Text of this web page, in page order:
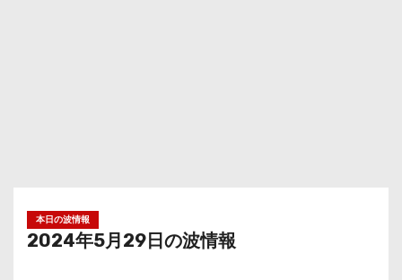
本日の波情報
2024年5月29日の波情報